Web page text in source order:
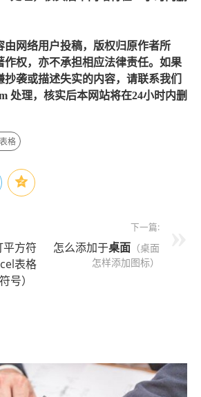
由网络用户投稿，版权归原作者所
作权，亦不承担相应法律责任。如果
袭或描述失实的内容，请联系我们
处理，核实后本网站将在24小时内删
格
方符
表格
号）
下一篇:
怎么添加于桌面 （桌面
怎样添加图标）